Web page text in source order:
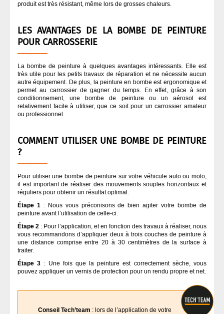
OUTILLAGE À MAIN
OUTILLAGE ÉLECTRIQUE
PEINTURE
VERNIS CARROSSERIE
produit est très résistant, même lors de grosses chaleurs.
LES AVANTAGES DE LA BOMBE DE PEINTURE
POUR CARROSSERIE
La bombe de peinture à quelques avantages intéressants. Elle est
très utile pour les petits travaux de réparation et ne nécessite aucun
autre équipement. De plus, la peinture en bombe est ergonomique et
permet au carrossier de gagner du temps. En effet, grâce à son
conditionnement, une bombe de peinture ou un aérosol est
relativement facile à utiliser, que ce soit pour un carrossier amateur
ou professionnel.
COMMENT UTILISER UNE BOMBE DE PEINTURE
?
Pour utiliser une bombe de peinture sur votre véhicule auto ou moto,
il est important de réaliser des mouvements souples horizontaux et
réguliers pour obtenir un résultat optimal.
Étape 1: Nous vous préconisons de bien agiter votre bombe de
peinture avant l’utilisation de celle-ci.
Étape 2 : Pour l’application, et en fonction des travaux à réaliser, nous
vous recommandons d’appliquer deux à trois couches de peinture à
une distance comprise entre 20 à 30 centimètres de la surface à
traiter.
Étape 3 : Une fois que la peinture est correctement sèche, vous
pouvez appliquer un vernis de protection pour un rendu propre et net.
Conseil Tech’team : lors de l’application de votre